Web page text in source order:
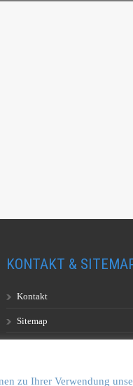
KONTAKT &
Kontakt
Sitemap
zu Ihrer Verwendung